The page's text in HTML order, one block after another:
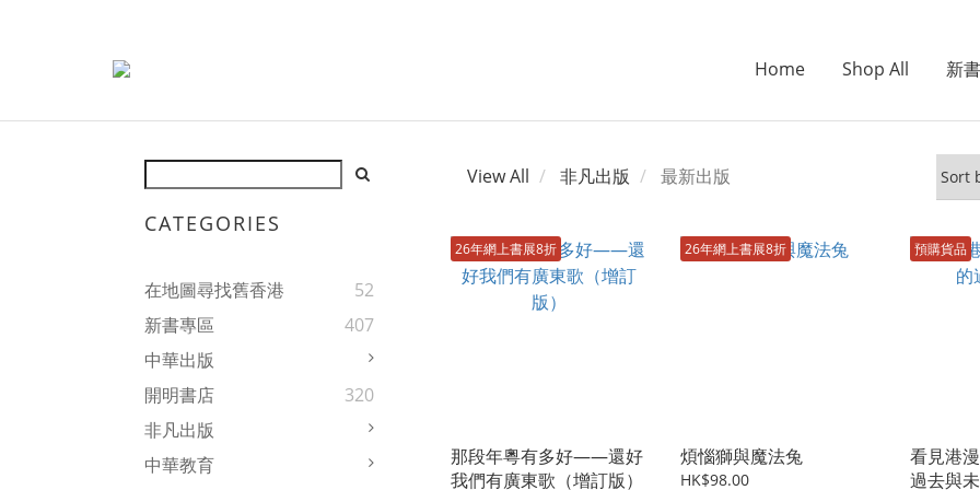
Home Shop All 新
CATEGORIES
在地圖尋找舊香港
52
新書專區
407
中華出版
開明書店
320
非凡出版
中華教育
View All 非凡出版 最新出版
26年網上書展8折
那段年粵有多好——還好
我們有廣東歌（增訂版）
26年網上書展8折
煩惱獅與魔法兔
HK$98.00
預購貨品
看見港
過去與